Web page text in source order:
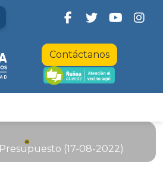
Contáctanos
(17-08-2022)